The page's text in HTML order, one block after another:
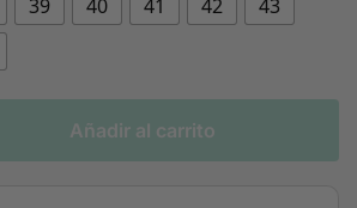
39 40 41 42
43
Añadir al carrito